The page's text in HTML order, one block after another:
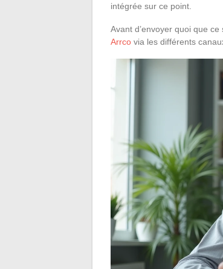
intégrée sur ce point.
Avant d’envoyer quoi que
Arrco via les différents